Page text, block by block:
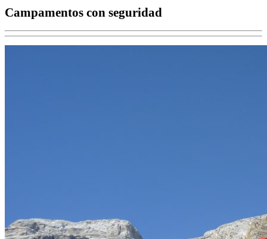
Campamentos con seguridad